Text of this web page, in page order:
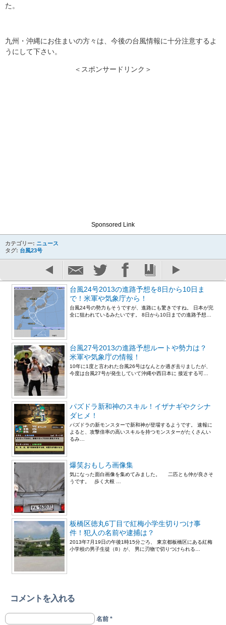
た。
九州・沖縄にお住まいの方々は、今後の台風情報に十分注意するよ
うにして下さい。
＜スポンサードリンク＞
Sponsored Link
カテゴリー: ニュース
タグ: 台風23号
台風24号2013の進路予想を8日から10日ま
で！米軍や気象庁から！
台風24号の勢力もそうですが、進路にも驚きですね。 日本が完
全に狙われているみたいです。 8日から10日までの進路予想…
台風27号2013の進路予想ルートや勢力は？
米軍や気象庁の情報！
10年に1度と言われた台風26号はなんとか過ぎ去りましたが、
今度は台風27号が発生していて沖縄や西日本に 接近する可…
パズドラ新和神のスキル！イザナギやクシナ
ダヒメ！
パズドラの新モンスターで新和神が登場するようです。 速報に
よると、攻撃倍率の高いスキルを持つモンスターがたくさんい
るみ…
爆笑おもしろ画像集
気になった面白画像を集めてみました。 二匹とも仲が良さそ
うです。 歩く大根 …
板橋区徳丸6丁目で紅梅小学生切りつけ事
件！犯人の名前や逮捕は？
2013年7月19日の午後1時15分ごろ、 東京都板橋区にある紅梅
小学校の男子生徒（8）が、 男に刃物で切りつけられる…
コメントを入れる
名前 *